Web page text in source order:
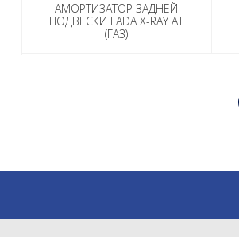
АМОРТИЗАТОР ЗАДНЕЙ
ПОДВЕСКИ LADA X-RAY AT
(ГАЗ)